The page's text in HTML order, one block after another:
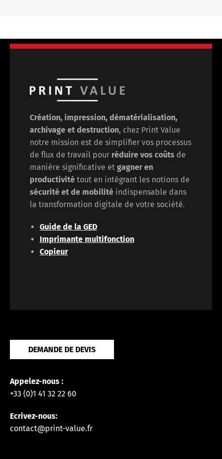
Création, impression, dématérialisation,
archivage et destruction, chez Print Value
notre mission est de simplifier vos processus
de flux de travail pour réduire vos coûts de
manière significative et gagner en
productivité tout en intégrant les notions de
sécurité et de mobilité indispensable dans
la transformation digitale de votre société.
Guide de la GED
Imprimante multifonction
Copieur
DEMANDE DE DEVIS
Appelez-nous :
+33 (0)1 41 32 22 60
Ecrivez-nous:
contact@print-value.fr